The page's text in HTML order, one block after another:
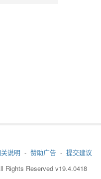
说明 - 赞助广告 - 提交建议
Rights Reserved v19.4.0418